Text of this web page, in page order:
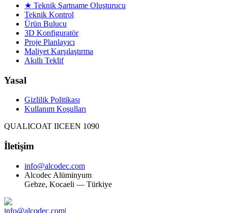
★ Teknik Şartname Oluşturucu
Teknik Kontrol
Ürün Bulucu
3D Konfiguratör
Proje Planlayıcı
Maliyet Karşılaştırma
Akıllı Teklif
Yasal
Gizlilik Politikası
Kullanım Koşulları
QUALICOAT IICEEN 1090
İletişim
info@alcodec.com
Alcodec Alüminyum
Gebze, Kocaeli — Türkiye
info@alcodec.com|